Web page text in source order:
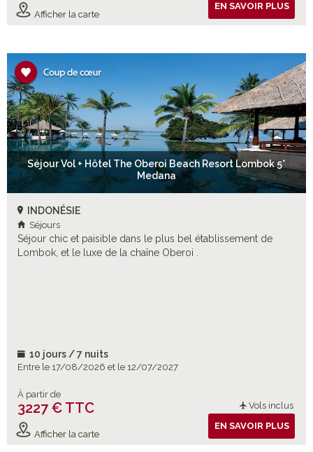
Afficher la carte
EN SAVOIR PLUS
Séjour Vol + Hôtel The Oberoi Beach Resort Lombok 5*
Medana
INDONÉSIE
Séjours
Séjour chic et paisible dans le plus bel établissement de
Lombok, et le luxe de la chaîne Oberoi .
10 jours / 7 nuits
Entre le 17/08/2026 et le 12/07/2027
À partir de
3227 € TTC Vols inclus
Afficher la carte
EN SAVOIR PLUS